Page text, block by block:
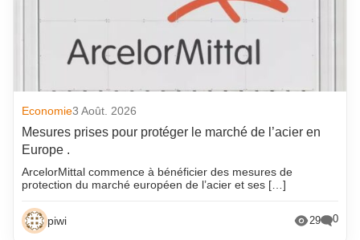
Economie3 Août. 2026
Mesures prises pour protéger le marché de l’acier en
Europe .
ArcelorMittal commence à bénéficier des mesures de
protection du marché européen de l’acier et ses […]
piwi 29 0